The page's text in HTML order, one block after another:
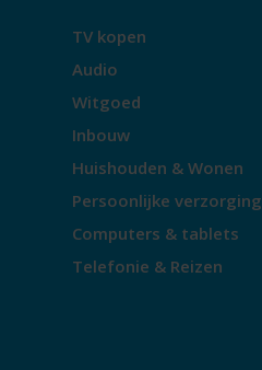
TV kopen
Audio
Witgoed
Inbouw
Huishouden & Wonen
Persoonlijke verzorging
Computers & tablets
Telefonie & Reizen